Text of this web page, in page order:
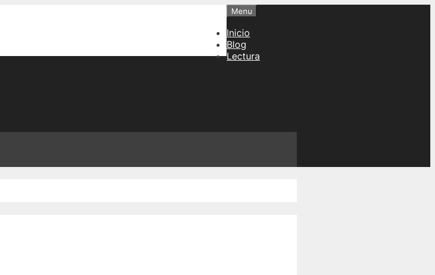
Menu
Inicio
Blog
Lectura